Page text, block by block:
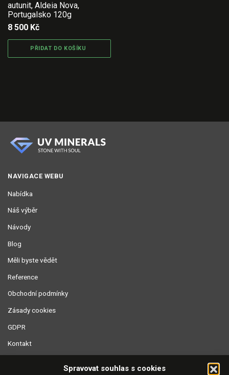
Spravovat souhlas s cookies
autunit, Aldeia Nova,
Portugalsko 120g
8 500 Kč
PŘIDAT DO KOŠÍKU
NAVIGACE WEBU
Nabídka
Náš výběr
Návody
Blog
Měli byste vědět
Reference
Obchodní podmínky
Zásady cookies
GDPR
Kontakt